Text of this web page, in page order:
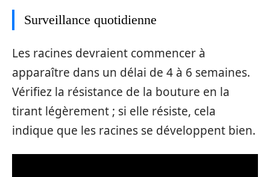
Surveillance quotidienne
Les racines devraient commencer à
apparaître dans un délai de 4 à 6 semaines.
Vérifiez la résistance de la bouture en la
tirant légèrement ; si elle résiste, cela
indique que les racines se développent bien.